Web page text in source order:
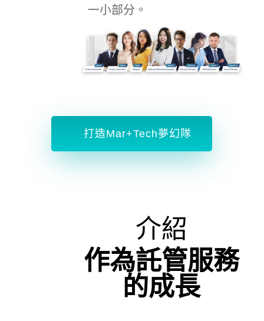
一小部分。
打造Mar+Tech夢幻隊
介紹
作為託管服務
的成長